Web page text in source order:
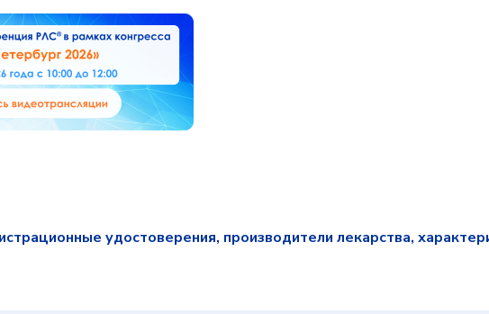
удостоверения, производители лекарства,